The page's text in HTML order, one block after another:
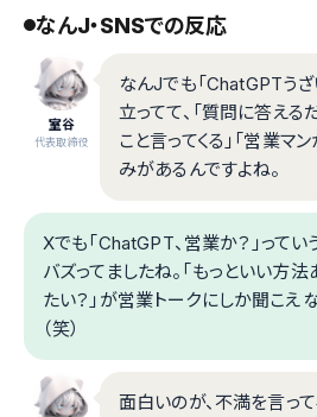
なんJ・SNSでの反応
室谷
代表取締役
なんJでも「ChatGPTうざ
立ってて、「質問に答え
こと言ってくる」「営業マ
みがあるんですよね。
Xでも「ChatGPT、営業か？」ってい
バズってましたね。「もっといい方法
たい？」が営業トークにしか聞こえ
（笑）
面白いのが、不満を言っ